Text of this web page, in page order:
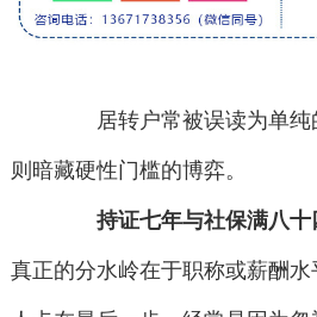
居转户常被误读为单纯
则暗藏硬性门槛的博弈。
持证七年与社保满八十
真正的分水岭在于职称或薪酬